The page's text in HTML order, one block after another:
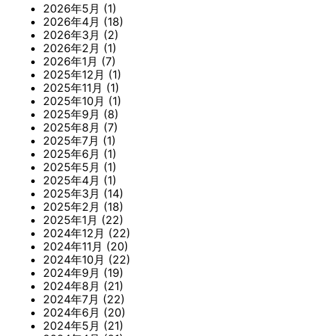
2026年5月 (1)
2026年4月 (18)
2026年3月 (2)
2026年2月 (1)
2026年1月 (7)
2025年12月 (1)
2025年11月 (1)
2025年10月 (1)
2025年9月 (8)
2025年8月 (7)
2025年7月 (1)
2025年6月 (1)
2025年5月 (1)
2025年4月 (1)
2025年3月 (14)
2025年2月 (18)
2025年1月 (22)
2024年12月 (22)
2024年11月 (20)
2024年10月 (22)
2024年9月 (19)
2024年8月 (21)
2024年7月 (22)
2024年6月 (20)
2024年5月 (21)